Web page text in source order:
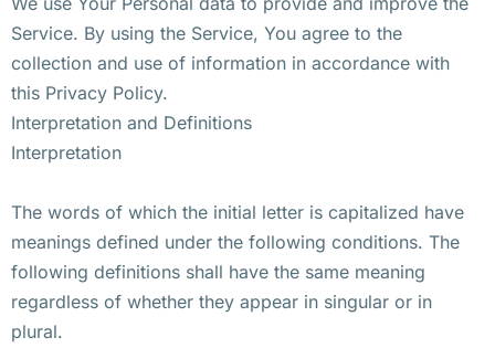
Service. By using the Service, You agree to the
collection and use of information in accordance with
this Privacy Policy.
Interpretation and Definitions
Interpretation
The words of which the initial letter is capitalized have
meanings defined under the following conditions. The
following definitions shall have the same meaning
regardless of whether they appear in singular or in
plural.